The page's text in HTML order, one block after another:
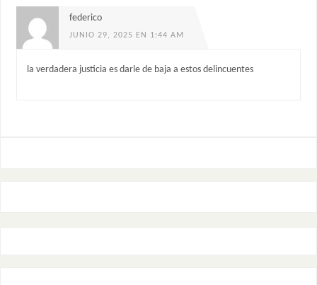
federico
JUNIO 29, 2025 EN 1:44 AM
la verdadera justicia es darle de baja a estos delincuentes